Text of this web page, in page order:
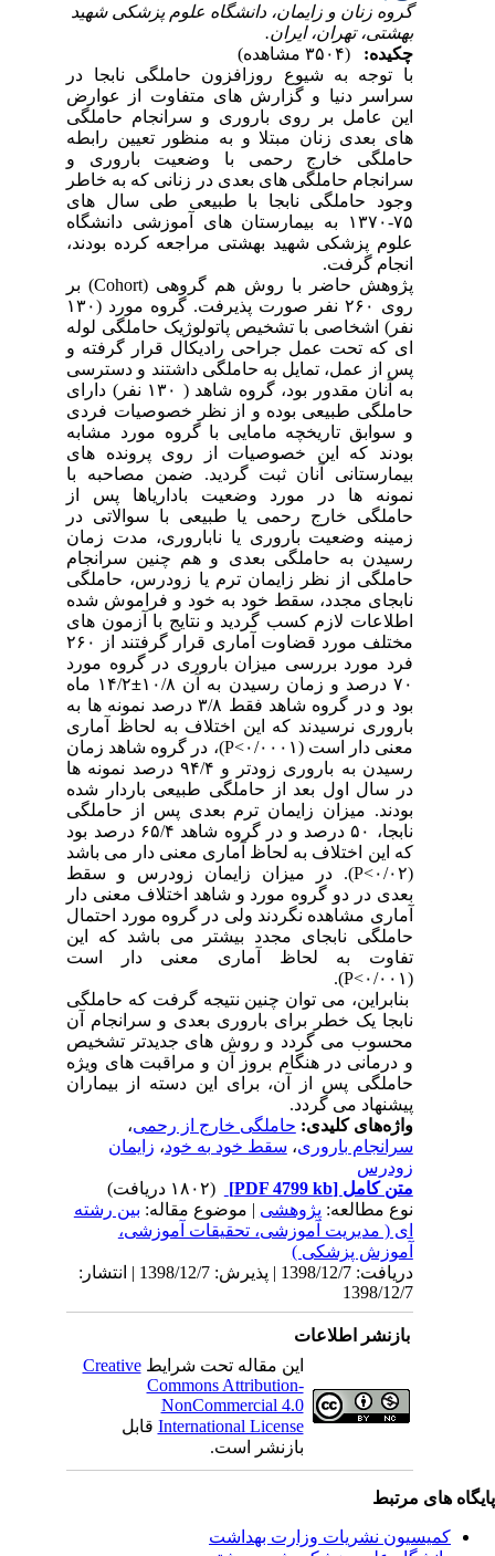
گروه زنان و زایمان، دانشگاه علوم پزشکی شهید
بهشتی، تهران، ایران.
چکیده:
با توجه به شیوع روزافزون حاملگی نابجا در
سراسر دنیا و گزارش های متفاوت از عوارض
این عامل بر روی باروری و سرانجام حاملگی
های بعدی زنان مبتلا و به منظور تعیین رابطه
حاملگی خارج رحمی با وضعیت باروری و
سرانجام حاملگی های بعدی در زنانی که به خاطر
وجود حاملگی نابجا با طبیعی طی سال های
۷۵-۱۳۷۰ به بیمارستان های آموزشی دانشگاه
علوم پزشکی شهید بهشتی مراجعه کرده بودند،
انجام گرفت.
پژوهش حاضر با روش هم گروهی ( Cohort) بر
روی ۲۶۰ نفر صورت پذیرفت. گروه مورد (۱۳۰
نفر) اشخاصی با تشخیص پاتولوژیک حاملگی لوله
ای که تحت عمل جراحی رادیکال قرار گرفته و
پس از عمل، تمایل به حاملگی داشتند و دسترسی
به آنان مقدور بود، گروه شاهد ( ۱۳۰ نفر) دارای
حاملگی طبیعی بوده و از نظر خصوصیات فردی
و سوابق تاریخچه مامایی با گروه مورد مشابه
بودند که این خصوصیات از روی پرونده های
بیمارستانی آنان ثبت گردید. ضمن مصاحبه با
نمونه ها در مورد وضعیت باداریاها پس از
حاملگی خارج رحمی یا طبیعی با سوالاتی در
زمینه وضعیت باروری یا ناباروری، مدت زمان
رسیدن به حاملگی بعدی و هم چنین سرانجام
حاملگی از نظر زایمان ترم یا زودرس، حاملگی
نابجای مجدد، سقط خود به خود و فراموش شده
اطلاعات لازم کسب گردید و نتایج با آزمون های
مختلف مورد قضاوت آماری قرار گرفتند از ۲۶۰
فرد مورد بررسی میزان باروری در گروه مورد
۷۰ درصد و زمان رسیدن به آن ۱۰/۸
±۱۴/۲ ماه
بود و در گروه شاهد فقط ۳/۸ درصد نمونه ها به
باروری نرسیدند که این اختلاف به لحاظ آماری
معنی دار است (۰/۰۰۰۱>
P)، در گروه شاهد زمان
رسیدن به باروری زودتر و ۹۴/۴ درصد نمونه ها
در سال اول بعد از حاملگی طبیعی باردار شده
بودند. میزان زایمان ترم بعدی پس از حاملگی
نابجا، ۵۰ درصد و در گروه شاهد ۶۵/۴ درصد بود
که این اختلاف به لحاظ آماری معنی دار می باشد
P). در میزان زایمان زودرس و سقط
بعدی در دو گروه مورد و شاهد اختلاف معنی دار
آماری مشاهده نگردند ولی در گروه مورد احتمال
حاملگی نابجای مجدد بیشتر می باشد که این
تفاوت به لحاظ آماری معنی دار است
(P
.
بنابراین، می توان چنین نتیجه گرفت که حاملگی
نابجا یک خطر برای باروری بعدی و سرانجام آن
محسوب می گردد و روش های جدیدتر تشخیص
و درمانی در هنگام بروز آن و مراقبت های ویژه
حاملگی پس از آن، برای این دسته از بیماران
پیشنهاد می گردد.
واژه‌های کلیدی:حاملگی خارج از رحمی،
سرانجام باروری،سقط خود به خود،زایمان
زودرس
متن کامل[PDF 4799 kb]
نوع مطالعه:پژوهشی| موضوع مقاله:بین رشته
ای ( مدیریت آموزشی، تحقیقات آموزشی،
آموزش پزشکی )
دریافت: 1398/12/7 | پذیرش: 1398/12/7 | انتشار:
1398/12/7
بازنشر اطلاعات
این مقاله تحت شرایطCreative
Commons Attribution-
NonCommercial 4.0
International Licenseقابل
بازنشر است.
های مرتبط
کمیسیون نشریات وزارت بهداشت